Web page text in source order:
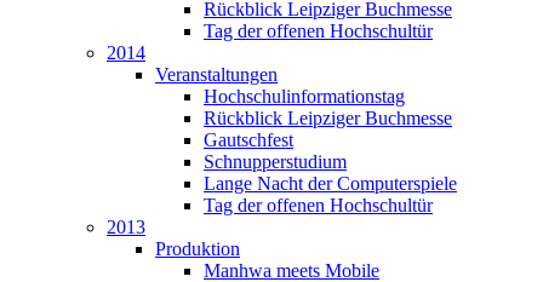
Rückblick Leipziger Buchmesse
Tag der offenen Hochschultür
2014
Veranstaltungen
Hochschulinformationstag
Rückblick Leipziger Buchmesse
Gautschfest
Schnupperstudium
Lange Nacht der Computerspiele
Tag der offenen Hochschultür
2013
Produktion
Manhwa meets Mobile